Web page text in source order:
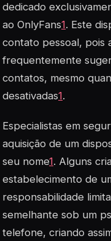
dedicado
ao OnlyFans1. Este
contato pessoal, pois
frequentemente
contatos, mesmo
desativadas1.
Especialistas em
aquisição de um
seu nome1. Alguns
estabelecimento de
responsabilidade
semelhante sob um
telefone, criando